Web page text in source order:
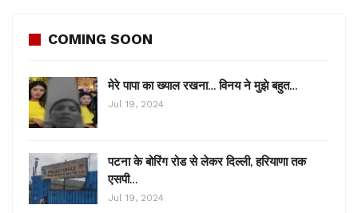
COMING SOON
मेरे पापा का ख्याल रखना… विनय ने मुझे बहुत…
Jul 19, 2024
पटना के बोरिंग रोड से लेकर दिल्ली, हरियाणा तक
एसपी…
Jul 19, 2024